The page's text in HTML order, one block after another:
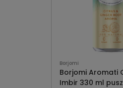
Borjomi
Borjomi Aromati
Imbir 330 ml